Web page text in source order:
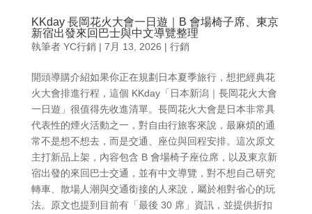
KKday 長岡花火大會一日遊｜B 會場椅子席、東京
新宿出發來回巴士與中文導覽整理
執筆者 YC行銷| 7月 13, 2026 | 行銷
開頭導購介紹如果你正在規劃日本夏季旅行，想把經典花
火大會排進行程，這個 KKday「日本新潟｜長岡花火大會
一日遊」很值得先收進清單。長岡花火大會是日本非常具
代表性的煙火活動之一，對自由行旅客來說，最麻煩的通
常不是想不想去，而是交通、座位與回程安排。這次原文
主打新品上架，內容包含 B 會場椅子座位席，以及東京新
宿出發的來回巴士交通，並有中文導覽，對不想自己研究
轉車、散場人潮與交通銜接的人來說，屬於相對省心的玩
法。原文也提到目前有「最後 30 席」資訊，並提供折扣